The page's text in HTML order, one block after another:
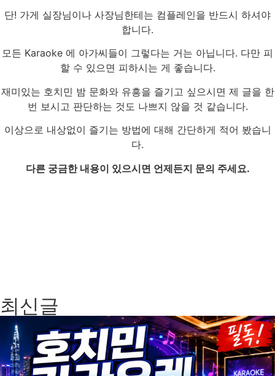
단! 가게 실장님이나 사장님한테는 컴플레인을 반드시 하셔야
합니다.
모든 Karaoke 에 아가씨들이 그렇다는 거는 아닙니다. 다만 피
할 수 있으면 피하시는 게 좋습니다.
재미있는 호치민 밤 문화와 유흥을 즐기고 싶으시면 제 글을 한
번 보시고 판단하는 것도 나쁘지 않을 것 같습니다.
이상으로 내상없이 즐기는 방법에 대해 간단하게 적어 봤습니
다.
다른 궁금한 내용이 있으시면 언제든지 문의 주세요.
최신글